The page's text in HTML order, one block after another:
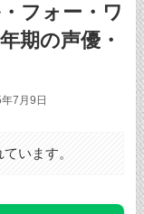
フォー・ワ
期の声優・
7月9日
います。